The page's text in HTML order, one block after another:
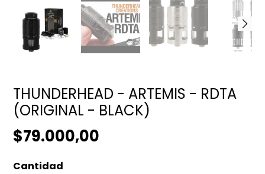
THUNDERHEAD - ARTEMIS - RDTA
(ORIGINAL - BLACK)
$79.000,00
Cantidad